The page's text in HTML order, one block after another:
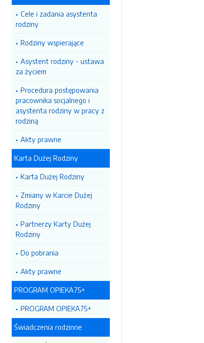
Cele i zadania asystenta
rodziny
Rodziny wspierające
Asystent rodziny - ustawa
za życiem
Procedura postępowania
pracownika socjalnego i
asystenta rodziny w pracy z
rodziną
Akty prawne
Karta Dużej Rodziny
Karta Dużej Rodziny
Zmiany w Karcie Dużej
Rodziny
Partnerzy Karty Dużej
Rodziny
Do pobrania
Akty prawne
PROGRAM OPIEKA75+
PROGRAM OPIEKA75+
Świadczenia rodzinne